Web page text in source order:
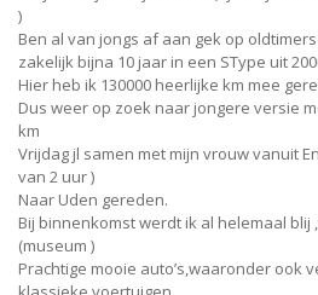
)
Ben al van jongs af aan gek op
zakelijk bijna 10 jaar in een SType uit
Hier heb ik 130000 heerlijke km mee
Dus weer op zoek naar jongere versie
km
Vrijdag jl samen met mijn vrouw vanuit
van 2 uur )
Naar Uden gereden.
Bij binnenkomst werdt ik al helemaal blij
(museum )
Prachtige mooie auto’s,waaronder ook